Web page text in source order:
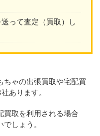
って査定（買取）し
ちゃの出張買取や宅配買
あります。
買取を利用される場合
しょう。